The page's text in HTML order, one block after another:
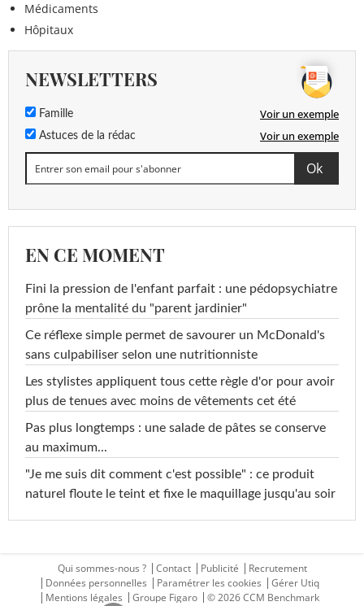
Médicaments
Hôpitaux
NEWSLETTERS
Famille Voir un exemple
Astuces de la rédac Voir un exemple
EN CE MOMENT
Fini la pression de l'enfant parfait : une pédopsychiatre
prône la mentalité du "parent jardinier"
Ce réflexe simple permet de savourer un McDonald's
sans culpabiliser selon une nutritionniste
Les stylistes appliquent tous cette règle d'or pour avoir
plus de tenues avec moins de vêtements cet été
Pas plus longtemps : une salade de pâtes se conserve
au maximum...
"Je me suis dit comment c'est possible" : ce produit
naturel floute le teint et fixe le maquillage jusqu'au soir
Qui sommes-nous ? Contact Publicité
Recrutement
Données personnelles
Paramétrer les cookies
Gérer Utiq
Mentions légales
Groupe Figaro © 2026 CCM Benchmark